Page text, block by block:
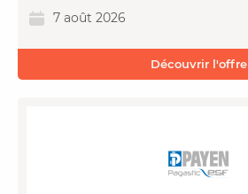
7 août 2026
Découvrir l'offre